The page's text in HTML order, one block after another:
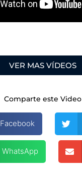
VER MAS VÍDEOS
Comparte este Video
Facebook
WhatsApp